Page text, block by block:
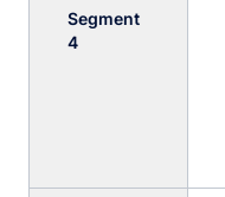
Segment
4